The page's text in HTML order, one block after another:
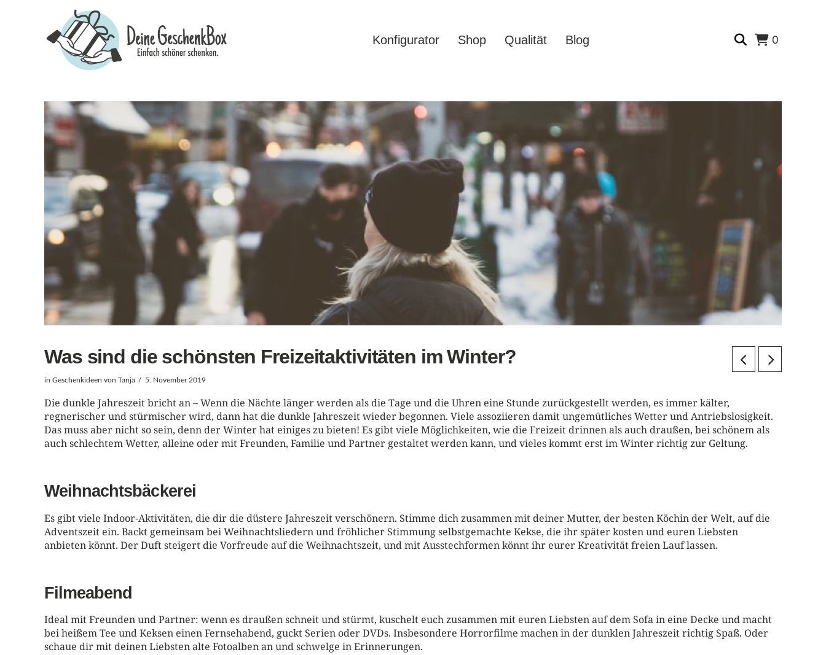
Konfigurator Shop Qualität Blog 0
Was sind die schönsten Freizeitaktivitäten im Winter?
in Geschenkideen von Tanja 5. November 2019
Die dunkle Jahreszeit bricht an – Wenn die Nächte länger werden als die Tage und die Uhren eine Stunde zurückgestellt werden, es immer kälter,
regnerischer und stürmischer wird, dann hat die dunkle Jahreszeit wieder begonnen. Viele assoziieren damit ungemütliches Wetter und Antriebslosigkeit.
Das muss aber nicht so sein, denn der Winter hat einiges zu bieten! Es gibt viele Möglichkeiten, wie die Freizeit drinnen als auch draußen, bei schönem als
auch schlechtem Wetter, alleine oder mit Freunden, Familie und Partner gestaltet werden kann, und vieles kommt erst im Winter richtig zur Geltung.
Weihnachtsbäckerei
Es gibt viele Indoor-Aktivitäten, die dir die düstere Jahreszeit verschönern. Stimme dich zusammen mit deiner Mutter, der besten Köchin der Welt, auf die
Adventszeit ein. Backt gemeinsam bei Weihnachtsliedern und fröhlicher Stimmung selbstgemachte Kekse, die ihr später kosten und euren Liebsten
anbieten könnt. Der Duft steigert die Vorfreude auf die Weihnachtszeit, und mit Ausstechformen könnt ihr eurer Kreativität freien Lauf lassen.
Filmeabend
Ideal mit Freunden und Partner: wenn es draußen schneit und stürmt, kuschelt euch zusammen mit euren Liebsten auf dem Sofa in eine Decke und macht
bei heißem Tee und Keksen einen Fernsehabend, guckt Serien oder DVDs. Insbesondere Horrorfilme machen in der dunklen Jahreszeit richtig Spaß. Oder
schaue dir mit deinen Liebsten alte Fotoalben an und schwelge in Erinnerungen.